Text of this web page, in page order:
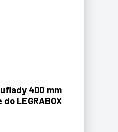
400 mm
LEGRABOX